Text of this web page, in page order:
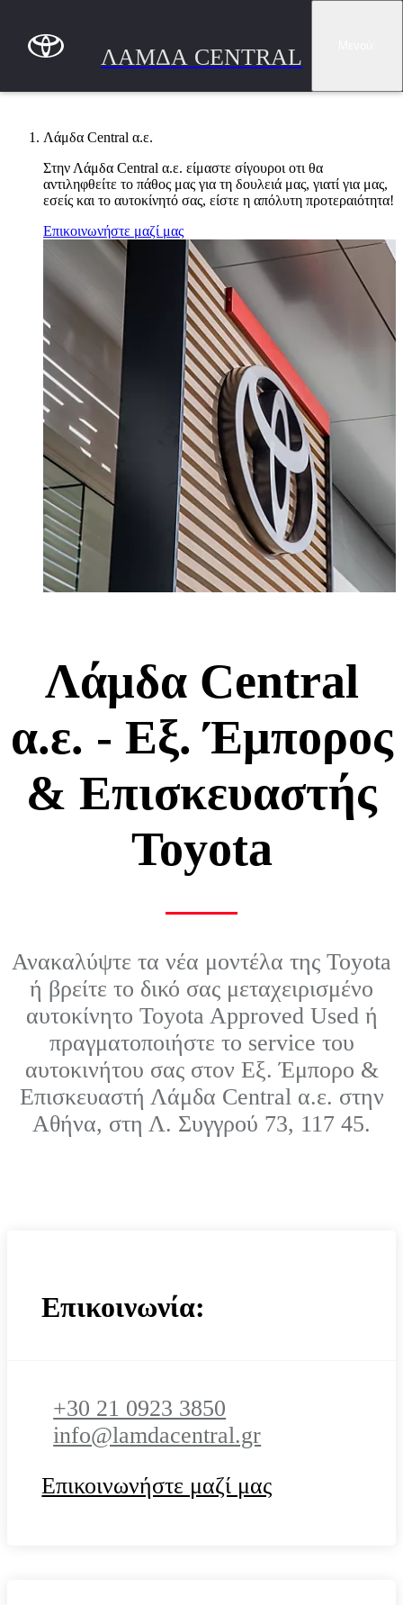
ΛΑΜΔΑ CENTRAL
Λάμδα Central α.ε.
Στην Λάμδα Central α.ε. είμαστε σίγουροι οτι θα
αντιληφθείτε το πάθος μας για τη δουλειά μας, γιατί για μας,
εσείς και το αυτοκίνητό σας, είστε η απόλυτη προτεραιότητα!
Επικοινωνήστε μαζί μας
Λάμδα Central
α.ε. - Εξ. Έμπορος
& Επισκευαστής
Toyota
Ανακαλύψτε τα νέα μοντέλα της Toyota
ή βρείτε το δικό σας μεταχειρισμένο
αυτοκίνητο Toyota Approved Used ή
πραγματοποιήστε το service του
αυτοκινήτου σας στον Εξ. Έμπορο &
Επισκευαστή Λάμδα Central α.ε. στην
Αθήνα, στη Λ. Συγγρού 73, 117 45.
Επικοινωνία:
+30 21 0923 3850
info@lamdacentral.gr
Επικοινωνήστε μαζί μας